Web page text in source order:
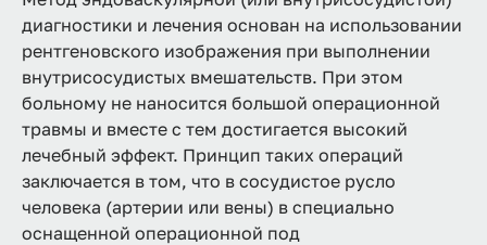
диагностики и лечения основан на использовании
рентгеновского изображения при выполнении
внутрисосудистых вмешательств. При этом
больному не наносится большой операционной
травмы и вместе с тем достигается высокий
лечебный эффект. Принцип таких операций
заключается в том, что в сосудистое русло
человека (артерии или вены) в специально
оснащенной операционной под